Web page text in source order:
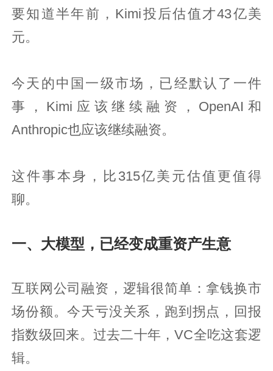
要知道半年前，Kimi投后估值才43亿美
元。
今天的中国一级市场，已经默认了一件
事，Kimi应该继续融资，OpenAI和
Anthropic也应该继续融资。
这件事本身，比315亿美元估值更值得
聊。
一、大模型，已经变成重资产生意
互联网公司融资，逻辑很简单：拿钱换市
场份额。今天亏没关系，跑到拐点，回报
指数级回来。过去二十年，VC全吃这套逻
辑。